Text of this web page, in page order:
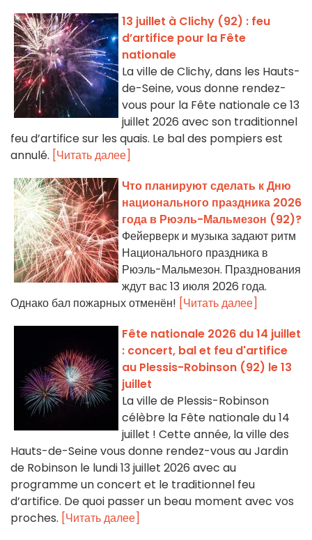
13 juillet à Clichy (92) : feu
d’artifice pour la Fête
nationale
La ville de Clichy, dans les Hauts-
de-Seine, vous donne rendez-
vous pour la Fête nationale ce 13
juillet 2026 avec son traditionnel
feu d’artifice sur les quais. Le bal des pompiers est
annulé. [Читать далее]
Что планируют сделать к Дню
национального праздника 2026
года в Рюэль-Мальмезон (92)?
Фейерверк и музыка задают ритм
Национального праздника в
Рюэль-Мальмезон. Празднования
ждут вас 13 июля 2026 года.
Однако бал пожарных отменён! [Читать далее]
Fête nationale 2026 du 14 juillet
: concert, bal et feu d'artifice
au Plessis-Robinson (92) le 13
juillet
La ville de Plessis-Robinson
célèbre la Fête nationale du 14
juillet ! Cette année, la ville des
Hauts-de-Seine vous donne rendez-vous au Jardin
de Robinson le lundi 13 juillet 2026 avec au
programme un concert et le traditionnel feu
d’artifice. De quoi passer un beau moment avec vos
proches. [Читать далее]